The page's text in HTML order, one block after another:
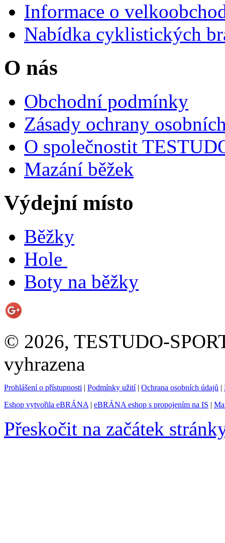
Informace o
Nabídka cyklistických
O nás
Obchodní podmínky
Zásady ochrany
O společnostit
Mazání běžek
Výdejní místo
Běžky
Hole
Boty na běžky
© 2026, TESTUDO-
vyhrazena
Prohlášení o přístupnosti | Podmínky užití| Ochrana osobních údajů |
Eshop vytvořila eBRÁNA | eBRÁNA eshop s propojením na IS |
Přeskočit na začátek